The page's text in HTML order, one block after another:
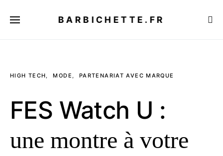
BARBICHETTE.FR
HIGH TECH MODE PARTENARIAT AVEC MARQUE
FES Watch U :
une montre à votre